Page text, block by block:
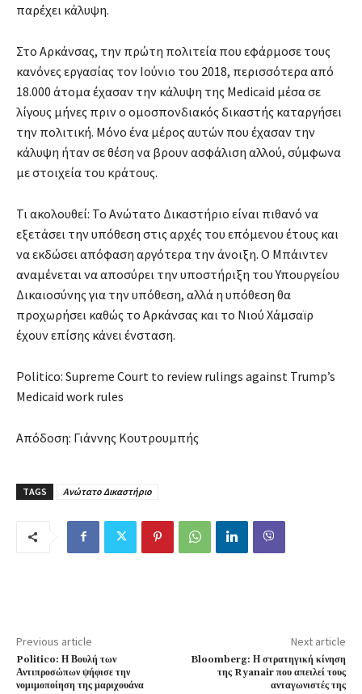
παρέχει κάλυψη.
Στο Αρκάνσας, την πρώτη πολιτεία που εφάρμοσε τους
κανόνες εργασίας τον Ιούνιο του 2018, περισσότερα από
18.000 άτομα έχασαν την κάλυψη της Medicaid μέσα σε
λίγους μήνες πριν ο ομοσπονδιακός δικαστής καταργήσει
την πολιτική. Μόνο ένα μέρος αυτών που έχασαν την
κάλυψη ήταν σε θέση να βρουν ασφάλιση αλλού, σύμφωνα
με στοιχεία του κράτους.
Τι ακολουθεί: Το Ανώτατο Δικαστήριο είναι πιθανό να
εξετάσει την υπόθεση στις αρχές του επόμενου έτους και
να εκδώσει απόφαση αργότερα την άνοιξη. Ο Μπάιντεν
αναμένεται να αποσύρει την υποστήριξη του Υπουργείου
Δικαιοσύνης για την υπόθεση, αλλά η υπόθεση θα
προχωρήσει καθώς το Αρκάνσας και το Νιού Χάμσαϊρ
έχουν επίσης κάνει ένσταση.
Politico: Supreme Court to review rulings against Trump’s
Medicaid work rules
Απόδοση: Γιάννης Κουτρουμπής
TAGS Aνώτατο Δικαστήριο
Previous article
Politico: Η Βουλή των
Αντιπροσώπων ψήφισε την
νομιμοποίηση της μαριχουάνα
Next article
Bloomberg: Η στρατηγική κίνηση
της Ryanair που απειλεί τους
ανταγωνιστές της